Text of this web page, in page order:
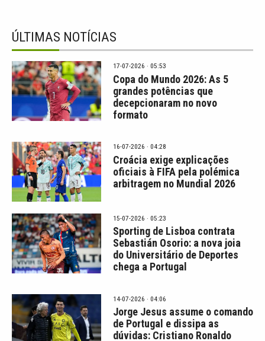
ÚLTIMAS NOTÍCIAS
17-07-2026 · 05:53
Copa do Mundo 2026: As 5
grandes potências que
decepcionaram no novo
formato
16-07-2026 · 04:28
Croácia exige explicações
oficiais à FIFA pela polémica
arbitragem no Mundial 2026
15-07-2026 · 05:23
Sporting de Lisboa contrata
Sebastián Osorio: a nova joia
do Universitário de Deportes
chega a Portugal
14-07-2026 · 04:06
Jorge Jesus assume o comando
de Portugal e dissipa as
dúvidas: Cristiano Ronaldo